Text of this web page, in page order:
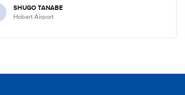
SHUGO TANABE
Hobart Airport